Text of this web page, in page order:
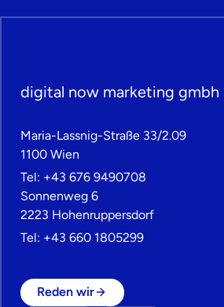
digital now marketing gmbh
Maria-Lassnig-Straße 33/2.09
1100 Wien
Tel: +43 676 9490708
Sonnenweg 6
2223 Hohenruppersdorf
Tel: +43 660 1805299
Reden wir